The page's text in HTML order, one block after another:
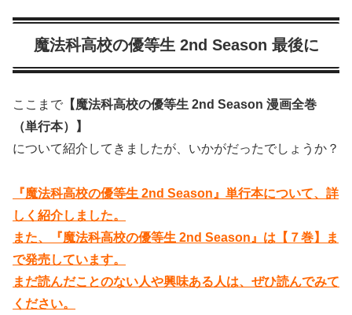
魔法科高校の優等生 2nd Season 最後に
ここまで 【魔法科高校の優等生 2nd Season 漫画全巻
（単行本）】
について紹介してきましたが、いかがだったでしょうか？
『魔法科高校の優等生 2nd Season』単行本について、詳
しく紹介しました。
また、『魔法科高校の優等生 2nd Season』は【７巻】ま
で発売しています。
まだ読んだことのない人や興味ある人は、ぜひ読んでみて
ください。